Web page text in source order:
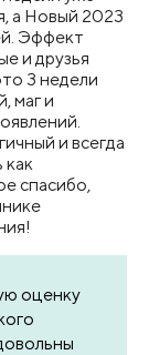
а Новый 2023
Эффект
и друзья
3 недели
маг и
и всегда
как
спасибо,
оценку